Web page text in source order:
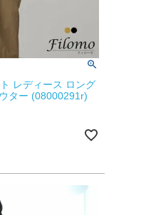
レディース ロング
ター (08000291r)